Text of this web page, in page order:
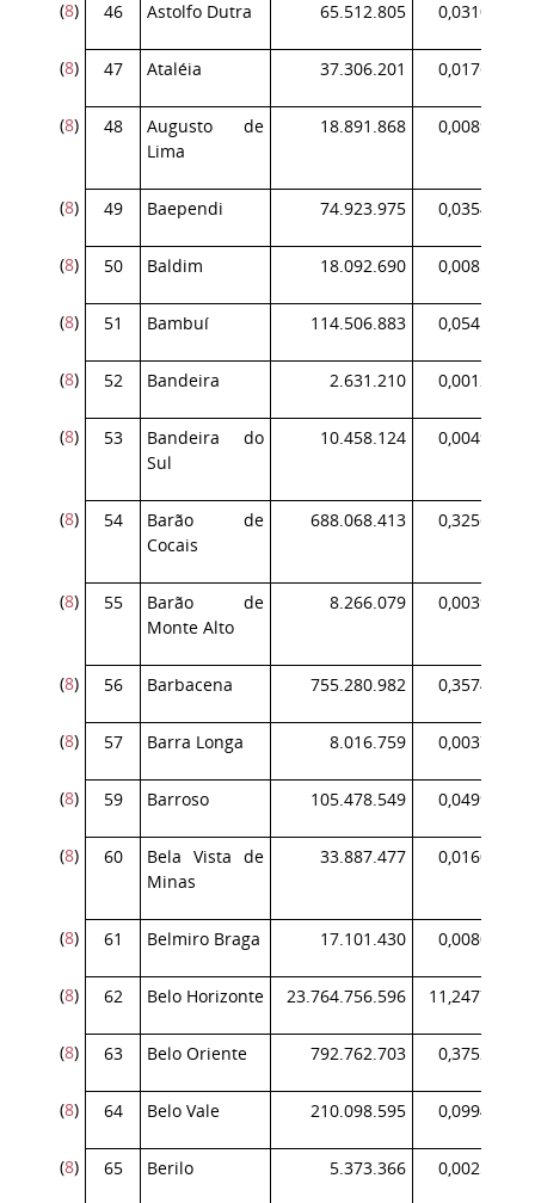
(8) 46 Astolfo Dutra 65.512.805 0,031007
(8) 47 Ataléia 37.306.201 0,017657
(8) 48
Augusto de
Lima
18.891.868 0,008941
(8) 49 Baependi 74.923.975 0,035461
(8) 50 Baldim 18.092.690 0,008563
(8) 51 Bambuí 114.506.883 0,054196
(8) 52 Bandeira 2.631.210 0,001245
(8) 53
Bandeira do
Sul
10.458.124 0,004950
(8) 54
Barão de
Cocais
688.068.413 0,325660
(8) 55
Barão de
Monte Alto
8.266.079 0,003912
(8) 56 Barbacena 755.280.982 0,357472
(8) 57 Barra Longa 8.016.759 0,003794
(8) 59 Barroso 105.478.549 0,049923
(8) 60
Bela Vista de
Minas
33.887.477 0,016039
(8) 61 Belmiro Braga 17.101.430 0,008094
(8) 62 Belo Horizonte 23.764.756.596 11,247773
(8) 63 Belo Oriente 792.762.703 0,375212
(8) 64 Belo Vale 210.098.595 0,099439
(8) 65 Berilo 5.373.366 0,002543